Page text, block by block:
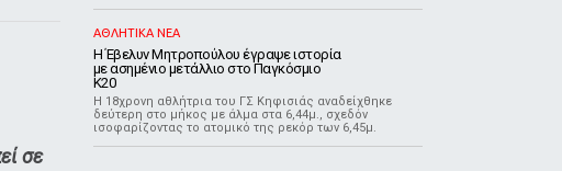
σε
ΑΘΛΗΤΙΚΑ ΝΕΑ
Η Έβελυν Μητροπούλου έγραψε ιστορία
με ασημένιο μετάλλιο στο Παγκόσμιο
Κ20
Η 18χρονη αθλήτρια του ΓΣ Κηφισιάς αναδείχθηκε
δεύτερη στο μήκος με άλμα στα 6,44μ., σχεδόν
ισοφαρίζοντας το ατομικό της ρεκόρ των 6,45μ.